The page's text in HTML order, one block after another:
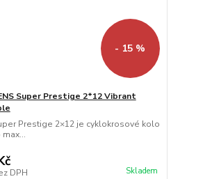
- 15 %
Super Prestige 2*12 Vibrant
Prestige 2×12 je cyklokrosové kolo
DPH Skladem